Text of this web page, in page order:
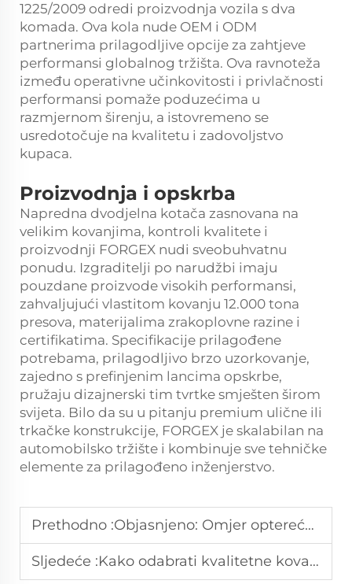
1225/2009 odredi proizvodnja vozila s dva
komada. Ova kola nude OEM i ODM
partnerima prilagodljive opcije za zahtjeve
performansi globalnog tržišta. Ova ravnoteža
između operativne učinkovitosti i privlačnosti
performansi pomaže poduzećima u
razmjernom širenju, a istovremeno se
usredotočuje na kvalitetu i zadovoljstvo
kupaca.
Proizvodnja i opskrba
Napredna dvodjelna kotača zasnovana na
velikim kovanjima, kontroli kvalitete i
proizvodnji FORGEX nudi sveobuhvatnu
ponudu. Izgraditelji po narudžbi imaju
pouzdane proizvode visokih performansi,
zahvaljujući vlastitom kovanju 12.000 tona
presova, materijalima zrakoplovne razine i
certifikatima. Specifikacije prilagođene
potrebama, prilagodljivo brzo uzorkovanje,
zajedno s prefinjenim lancima opskrbe,
pružaju dizajnerski tim tvrtke smješten širom
svijeta. Bilo da su u pitanju premium ulične ili
trkačke konstrukcije, FORGEX je skalabilan na
automobilsko tržište i kombinuje sve tehničke
elemente za prilagođeno inženjerstvo.
Prethodno :Objasnjeno: Omjer opterećenja, postavljanje i stil
Sljedeće :Kako odabrati kvalitetne kovanke za svoje vozilo?